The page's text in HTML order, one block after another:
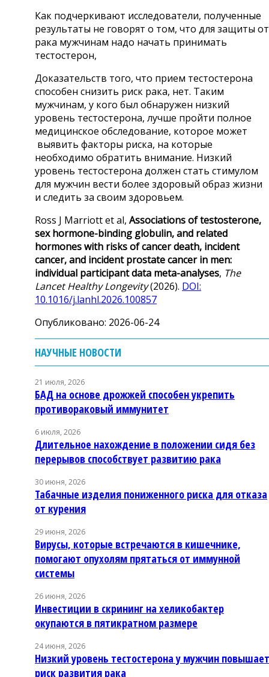
Как подчеркивают исследователи, полученные
результаты не говорят о том, что для защиты от
рака мужчинам надо начать принимать
тестостерон,
Доказательств того, что прием тестостерона
способен снизить риск рака, нет. Таким
мужчинам, у кого был обнаружен низкий
уровень тестостерона, лучше пройти полное
медицинское обследование, которое может
выявить факторы риска, на которые
необходимо обратить внимание. Низкий
уровень тестостерона должен стать стимулом
для мужчин вести более здоровый образ жизни
и следить за своим здоровьем.
Ross J Marriott et al, Associations of testosterone,
sex hormone-binding globulin, and related
hormones with risks of cancer death, incident
cancer, and incident prostate cancer in men:
individual participant data meta-analyses, The
Lancet Healthy Longevity(2026). DOI:
10.1016/j.lanhl.2026.100857
Опубликовано: 2026-06-24
НАУЧНЫЕ НОВОСТИ
21 июля, 2026
БАД на основе дрожжей способен укрепить
противораковый иммунитет
6 июля, 2026
Длительное нахождение в положении сидя без
перерывов способствует развитию рака
30 июня, 2026
Табачные изделия пониженного риска для отказа
от курения
29 июня, 2026
Вирусы, которые встречаются в кишечнике,
помогают опухолям прятаться от иммунной
системы
26 июня, 2026
Инвестиции в скрининг на хеликобактер
окупаются в пятикратном размере
24 июня, 2026
Низкий уровень тестостерона у мужчин повышает
риск развития рака